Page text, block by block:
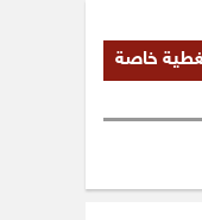
خاصة